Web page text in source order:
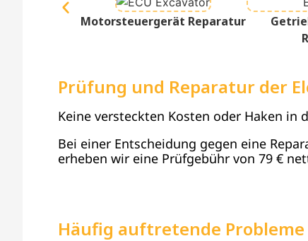
Motorsteuergerät Reparatur
Prüfung und Reparatur der
Keine versteckten Kosten oder Haken in
Bei einer Entscheidung gegen eine
erheben wir eine Prüfgebühr von 79 €
Häufig auftretende Probleme